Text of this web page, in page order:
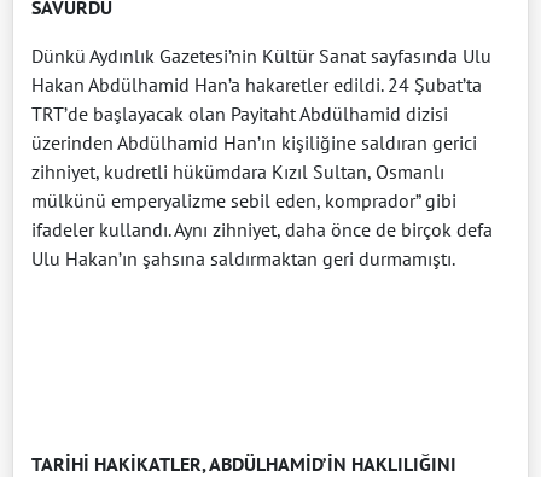
SAVURDU
Dünkü Aydınlık Gazetesi’nin Kültür Sanat sayfasında Ulu
Hakan Abdülhamid Han’a hakaretler edildi. 24 Şubat’ta
TRT’de başlayacak olan Payitaht Abdülhamid dizisi
üzerinden Abdülhamid Han’ın kişiliğine saldıran gerici
zihniyet, kudretli hükümdara Kızıl Sultan, Osmanlı
mülkünü emperyalizme sebil eden, komprador” gibi
ifadeler kullandı. Aynı zihniyet, daha önce de birçok defa
Ulu Hakan’ın şahsına saldırmaktan geri durmamıştı.
TARİHİ HAKİKATLER, ABDÜLHAMİD’İN HAKLILIĞINI